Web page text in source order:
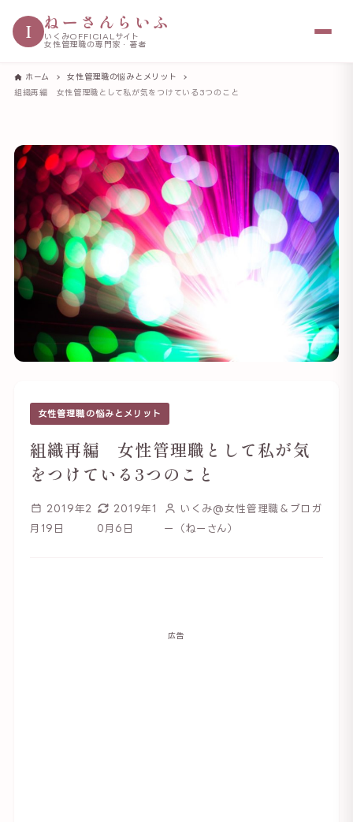
I ねーさんらいふ
いくみOFFICIALサイト
女性管理職の専門家・著者
ホーム
女性管理職の悩みとメリット
組織再編 女性管理職として私が気をつけている3つのこと
女性管理職の悩みとメリット
組織再編 女性管理職として私が気
をつけている3つのこと
2019年2
月19日
2019年1
0月6日
いくみ@女性管理職＆ブロガ
ー（ねーさん）
広告